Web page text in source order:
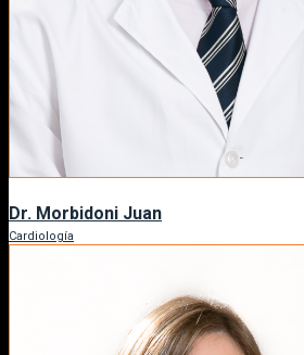
Dr. Morbidoni Juan
Cardiología